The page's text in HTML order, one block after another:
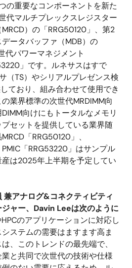
の重要なコンポーネントを新た
代マルチプレックスレジスター
）の「RRG50120」、第2
ータバッファ（MDB）の
代パワーマネジメント
」です。ルネサスはすで
（TS）やシリアルプレゼンス検
ており、組み合わせて使用でき
業界標準の次世代MRDIMM向
向けにもトータルなメモリ
セットを提供している業界随
「RRG50120」、
「RRG53220」はサンプル
は2025年上半期を予定してい
兼アナログ&コネクティビティ
ャー、Davin Leeは次のように
HPCのアプリケーションに対応し
ステムの需要はますます高ま
、このトレンドの最先端で、
と共同で次世代の技術や仕様